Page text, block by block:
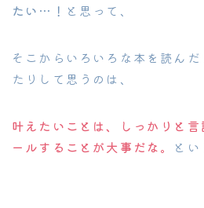
たい…！ と思って、
そこからいろいろな本を読ん
たりして思うのは、
叶えたいことは、しっかりと
ールすることが大事だな。
とい